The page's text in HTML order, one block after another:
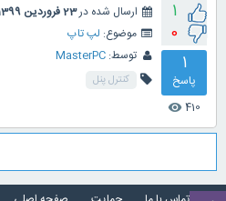
1
0
1
پاسخ
410
visibility
ارسال شده در23 فروردین 1399
موضوع: لپ تاپ
توسط: MasterPC
کنترل پنل